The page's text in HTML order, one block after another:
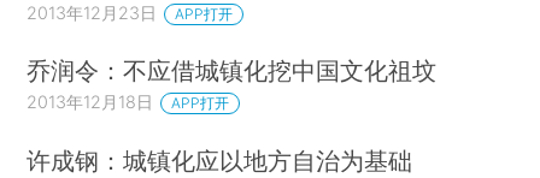
2013年12月23日 APP打开
乔润令：不应借城镇化挖中国文化祖坟
2013年12月18日 APP打开
许成钢：城镇化应以地方自治为基础